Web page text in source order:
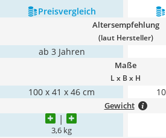
Preis­vergleich
Altersempfehlung
(laut Hersteller)
ab 3 Jahren
Maße
L x B x H
100 x 41 x 46 cm
Gewicht
3,6 kg